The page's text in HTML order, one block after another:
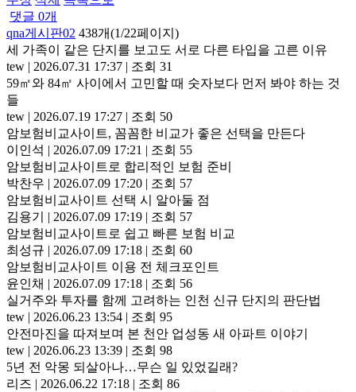
댓글 0개
qna게시판02 438개(1/22페이지)
세 가족이 같은 단지를 보고도 서로 다른 타입을 고른 이유
tew | 2026.07.31 17:37 | 조회 31
59㎡와 84㎡ 사이에서 고민할 때 숫자보다 먼저 봐야 하는 것
들
tew | 2026.07.19 17:27 | 조회 50
암보험비교사이트, 꼼꼼한 비교가 좋은 선택을 만든다
이인석 | 2026.07.09 17:21 | 조회 55
암보험비교사이트로 합리적인 보험 준비
박찬우 | 2026.07.09 17:20 | 조회 57
암보험비교사이트 선택 시 알아둘 점
김용기 | 2026.07.09 17:19 | 조회 57
암보험비교사이트로 쉽고 빠른 보험 비교
최성규 | 2026.07.09 17:18 | 조회 60
암보험비교사이트 이용 전 체크포인트
윤인채 | 2026.07.09 17:18 | 조회 56
실거주와 투자를 함께 고려하는 인천 신규 단지의 판단법
tew | 2026.06.23 13:54 | 조회 95
안전마진을 따져보며 본 천안 업성동 새 아파트 이야기
tew | 2026.06.23 13:39 | 조회 98
5년 전 악몽 되살아나…무슨 일 있었길래?
리즈 | 2026.06.22 17:18 | 조회 86